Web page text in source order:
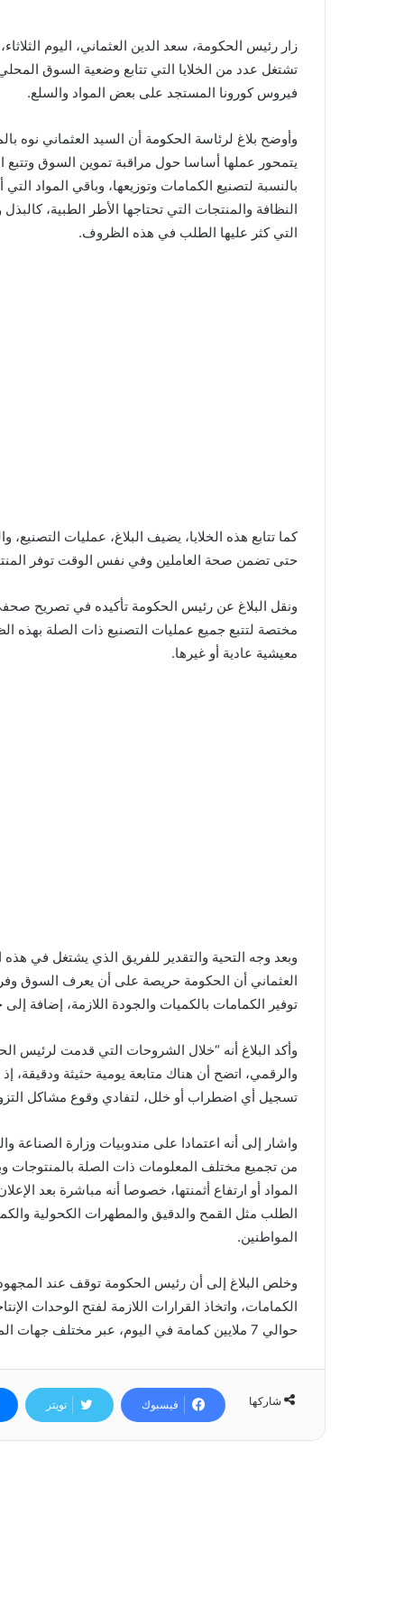
زار رئيس الحكومة، سعد الدين العثماني، اليوم
تشتغل عدد من الخلايا التي تتابع وضعية السوق المحلي
فيروس كورونا المستجد على بعض المواد والسلع.
وأوضح بلاغ لرئاسة الحكومة أن السيد العثماني نوه
يتمحور عملها أساسا حول مراقبة تموين السوق وتتبع
بالنسبة لتصنيع الكمامات وتوزيعها، وباقي المواد
النظافة والمنتجات التي تحتاجها الأطر الطبية،
التي كثر عليها الطلب في هذه الظروف.
كما تتابع هذه الخلايا، يضيف البلاغ، عمليات
حتى تضمن صحة العاملين وفي نفس الوقت توفر
ونقل البلاغ عن رئيس الحكومة تأكيده في تصريح
مختصة لتتبع جميع عمليات التصنيع ذات الصلة بهذه
معيشية عادية أو غيرها.
وبعد وجه التحية والتقدير للفريق الذي يشتغل في هذه
العثماني أن الحكومة حريصة على أن يعرف السوق
توفير الكمامات بالكميات والجودة اللازمة، إضافة
وأكد البلاغ أنه “خلال الشروحات التي قدمت لرئيس
والرقمي، اتضح أن هناك متابعة يومية حثيثة ودقيقة،
تسجيل أي اضطراب أو خلل، لتفادي وقوع مشاكل
واشار إلى أنه اعتمادا على مندوبيات وزارة الصناعة
من تجميع مختلف المعلومات ذات الصلة بالمنتوجات
المواد أو ارتفاع أثمنتها، خصوصا أنه مباشرة بعد
الطلب مثل القمح والدقيق والمطهرات الكحولية
المواطنين.
وخلص البلاغ إلى أن رئيس الحكومة توقف عند
الكمامات، واتخاذ القرارات اللازمة لفتح الوحدات
حوالي 7 ملايين كمامة في اليوم، عبر مختلف جهات المملكة.
شاركها فيسبوك تويتر